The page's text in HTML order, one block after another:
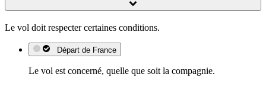
Le vol doit respecter certaines conditions.
Départ de France
Le vol est concerné, quelle que soit la compagnie.